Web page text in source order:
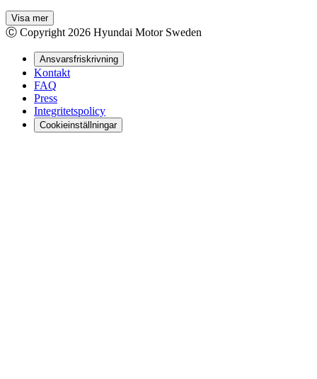
Visa mer
Ⓒ Copyright 2026 Hyundai Motor Sweden
Ansvarsfriskrivning
Kontakt
FAQ
Press
Integritetspolicy
Cookieinställningar